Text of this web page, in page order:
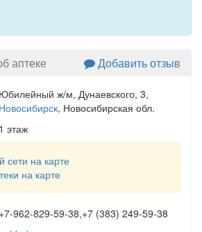
аптеке Добавить отзыв
Юбилейный ж/м, Дунаевского, 3,
Новосибирск, Новосибирская обл.
1 этаж
сети на карте
на карте
+7-962-829-59-38,+7 (383) 249-59-38